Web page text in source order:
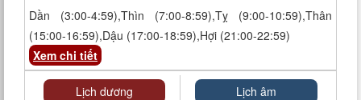
Dần (3:00-4:59),Thìn (7:00-8:59),Tỵ (9:00-10:59),Thân
(15:00-16:59),Dậu (17:00-18:59),Hợi (21:00-22:59)
Xem chi tiết
Lịch dương Lịch âm